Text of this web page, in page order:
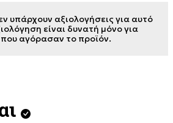
υπάρχουν αξιολογήσεις για αυτό
είναι δυνατή μόνο για
αγόρασαν το προϊόν.